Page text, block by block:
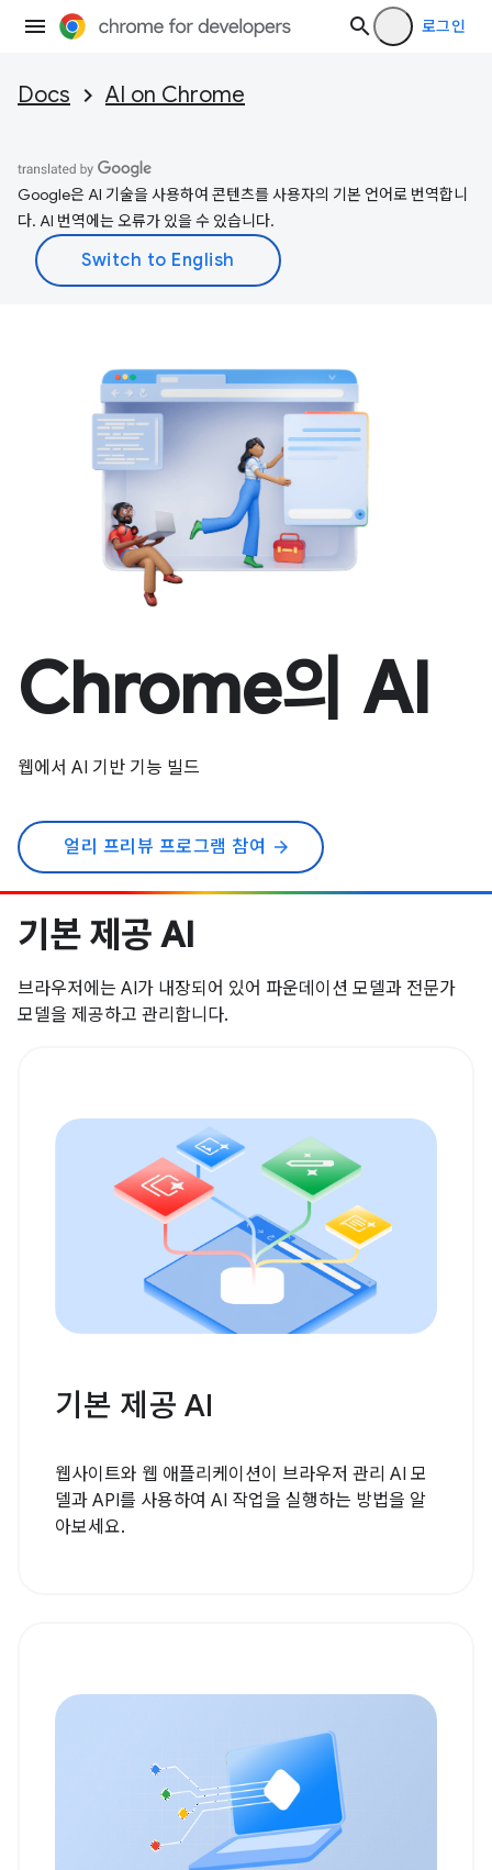
로그인
Docs AI on Chrome
Google은 AI 기술을 사용하여 콘텐츠를 사용자의 기본 언어로 번역합니
다. AI 번역에는 오류가 있을 수 있습니다.
Chrome의 AI
웹에서 AI 기반 기능 빌드
얼리 프리뷰 프로그램 참여 arrow_forward
기본 제공 AI
브라우저에는 AI가 내장되어 있어 파운데이션 모델과 전문가
모델을 제공하고 관리합니다.
기본 제공 AI
웹사이트와 웹 애플리케이션이 브라우저 관리 AI 모
델과 API를 사용하여 AI 작업을 실행하는 방법을 알
아보세요.